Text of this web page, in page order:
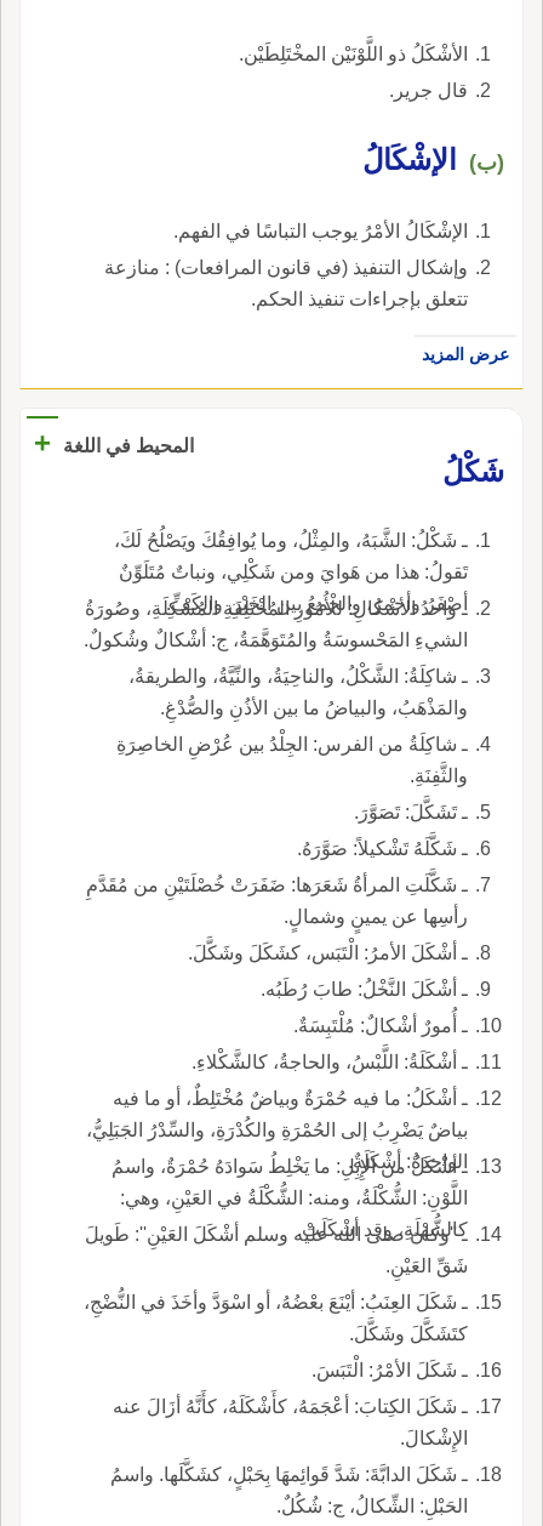
الأشْكَلُ ذو اللَّوْنَيْن المخْتَلِطَيْن.
قال جرير.
(ب) الإشْكَالُ
الإشْكَالُ الأمْرُ يوجب التباسًا في الفهم.
وإشكال التنفيذ (في قانون المرافعات) : منازعة
تتعلق بإجراءات تنفيذ الحكم.
عرض المزيد
المحيط في اللغة
+
شَكْلُ
ـ شَكْلُ: الشَّبَهُ، والمِثْلُ، وما يُوافِقُكَ ويَصْلُحُ لَكَ،
تَقولُ: هذا من هَوايَ ومن شَكْلِي، ونباتٌ مُتَلَوِّنٌ
أصْفَرُ وأحمرُ، والجمعُ بين الخَبْنِ والكَفِّ.
ـ واحدُ الأشْكالِ: للْأُمُورِ المُخْتَلِفَةِ المُشْكِلَةِ، وصُورَةُ
الشيءِ المَحْسوسَةُ والمُتَوَهَّمَةُ، ج: أشْكالٌ وشُكولٌ.
ـ شاكِلَةُ: الشَّكْلُ، والناحِيَةُ، والنِّيَّةُ، والطريقةُ،
والمَذْهَبُ، والبياضُ ما بين الأذُنِ والصُّدْغِ.
ـ شاكِلَةُ من الفرس: الجِلْدُ بين عُرْضِ الخاصِرَةِ
والثَّفِنَةِ.
ـ تَشَكَّلَ: تَصَوَّرَ.
ـ شَكَّلَهُ تَشْكيلاً: صَوَّرَهُ.
ـ شَكَّلَتِ المرأةُ شَعَرَها: ضَفَرَتْ خُصْلَتَيْنِ من مُقَدَّمِ
رأسِها عن يمينٍ وشمالٍ.
ـ أشْكَلَ الأمرُ: الْتَبَس، كشَكَلَ وشَكَّلَ.
ـ أشْكَلَ النَّخْلُ: طابَ رُطَبُه.
ـ أُمورٌ أشْكالٌ: مُلْتَبِسَةٌ.
ـ أشْكَلَةُ: اللَّبْسُ، والحاجةُ، كالشَّكْلاءِ.
ـ أشْكَلُ: ما فيه حُمْرَةٌ وبياضٌ مُخْتَلِطٌ، أو ما فيه
بياضٌ يَضْرِبُ إلى الحُمْرَةِ والكُدْرَةِ، والسِّدْرُ الجَبَلِيُّ،
الواحِدَةُ: أشْكَلَةٌ.
ـ أشْكَلُ من الإِبِلِ: ما يَخْلِطُ سَوادَهُ حُمْرَةٌ، واسمُ
اللَّوْنِ: الشُّكْلَةُ، ومنه: الشُّكْلَةُ في العَيْنِ، وهي:
كالشُّهْلَةِ، وقد أشْكَلَتْ.
ـ ''وكان صلى الله عليه وسلم أشْكَلَ العَيْنِ'': طَويلَ
شَقِّ العَيْنِ.
ـ شَكَلَ العِنَبُ: أيْنَعَ بعْضُهُ، أو اسْوَدَّ وأخَذَ في النُّضْجِ،
كتَشَكَّلَ وشَكَّلَ.
ـ شَكَلَ الأمْرُ: الْتَبَسَ.
ـ شَكَلَ الكِتابَ: أعْجَمَهُ، كأَشْكَلَهُ، كأَنَّهُ أزَالَ عنه
الإِشْكالَ.
ـ شَكَلَ الدابَّةَ: شَدَّ قَوائِمهَا بِحَبْلٍ، كشَكَّلَها. واسمُ
الحَبْلِ: الشِّكالُ، ج: شُكُلٌ.